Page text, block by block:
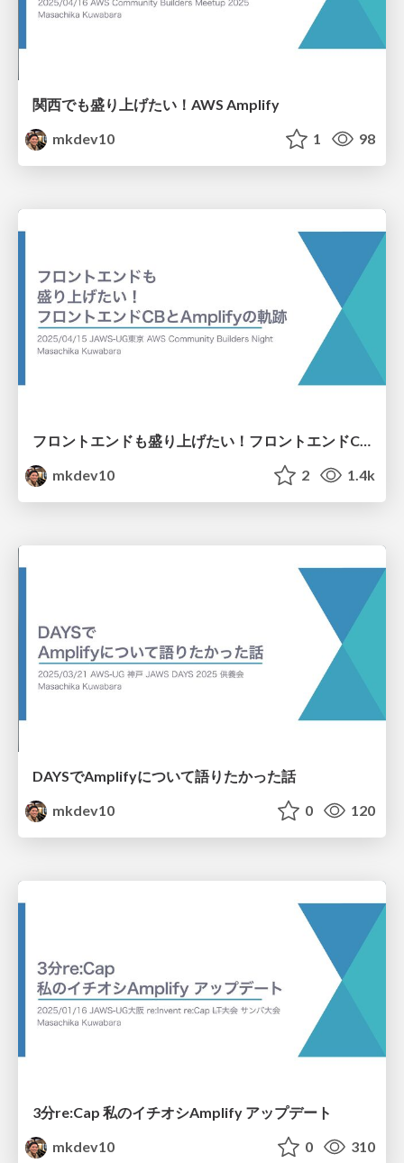
関西でも盛り上げたい！AWS Amplify
mkdev10
1 98
フロントエンドも盛り上げたい！フロントエンドCBとAmplifyの軌跡
mkdev10
2 1.4k
DAYSでAmplifyについて語りたかった話
mkdev10
0 120
3分re:Cap 私のイチオシAmplify アップデート
mkdev10
0 310